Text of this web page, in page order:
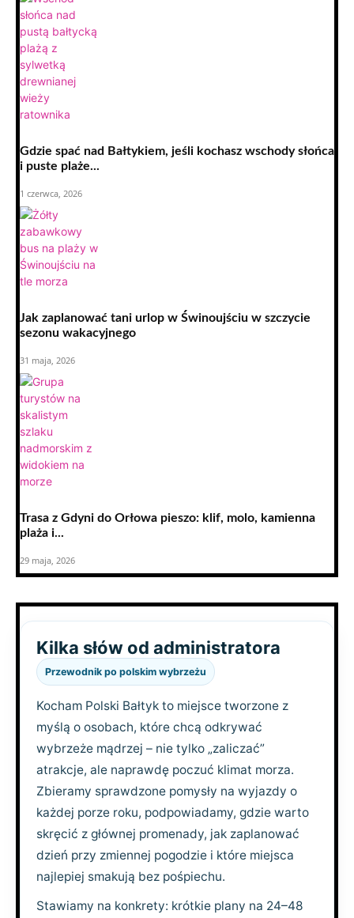
Gdzie spać nad Bałtykiem, jeśli kochasz wschody słońca
i puste plaże...
1 czerwca, 2026
Jak zaplanować tani urlop w Świnoujściu w szczycie
sezonu wakacyjnego
31 maja, 2026
Trasa z Gdyni do Orłowa pieszo: klif, molo, kamienna
plaża i...
29 maja, 2026
Kilka słów od administratora
Przewodnik po polskim wybrzeżu
Kocham Polski Bałtyk to miejsce tworzone z
myślą o osobach, które chcą odkrywać
wybrzeże mądrzej – nie tylko „zaliczać”
atrakcje, ale naprawdę poczuć klimat morza.
Zbieramy sprawdzone pomysły na wyjazdy o
każdej porze roku, podpowiadamy, gdzie warto
skręcić z głównej promenady, jak zaplanować
dzień przy zmiennej pogodzie i które miejsca
najlepiej smakują bez pośpiechu.
Stawiamy na konkrety: krótkie plany na 24–48